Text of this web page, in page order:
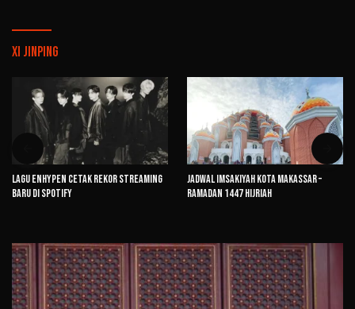
Xi Jinping
Lagu ENHYPEN Cetak Rekor Streaming
Baru di Spotify
Jadwal Imsakiyah Kota Makassar –
Ramadan 1447 Hijriah